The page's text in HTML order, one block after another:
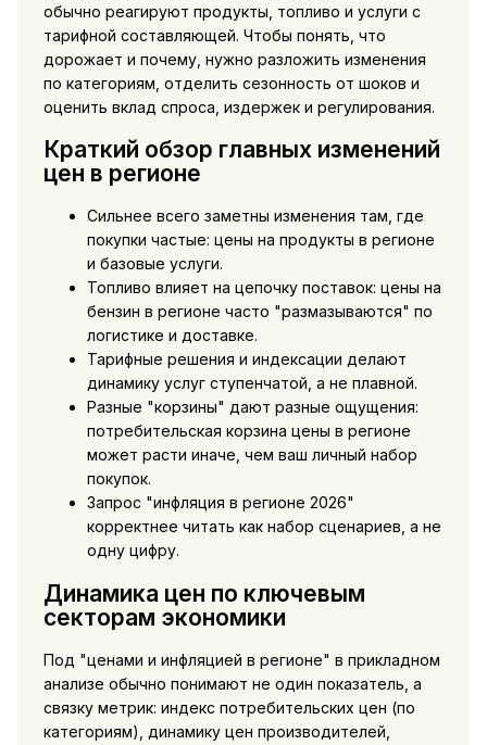
обычно реагируют продукты, топливо и услуги с
тарифной составляющей. Чтобы понять, что
дорожает и почему, нужно разложить изменения
по категориям, отделить сезонность от шоков и
оценить вклад спроса, издержек и регулирования.
Краткий обзор главных изменений
цен в регионе
Сильнее всего заметны изменения там, где
покупки частые: цены на продукты в регионе
и базовые услуги.
Топливо влияет на цепочку поставок: цены на
бензин в регионе часто "размазываются" по
логистике и доставке.
Тарифные решения и индексации делают
динамику услуг ступенчатой, а не плавной.
Разные "корзины" дают разные ощущения:
потребительская корзина цены в регионе
может расти иначе, чем ваш личный набор
покупок.
Запрос "инфляция в регионе 2026"
корректнее читать как набор сценариев, а не
одну цифру.
Динамика цен по ключевым
секторам экономики
Под "ценами и инфляцией в регионе" в прикладном
анализе обычно понимают не один показатель, а
связку метрик: индекс потребительских цен (по
категориям), динамику цен производителей,